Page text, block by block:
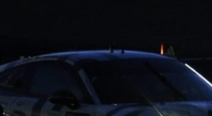
El Motor punto
Net
Automóviles